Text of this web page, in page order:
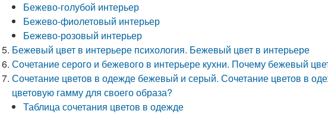
Бежево-голубой интерьер
Бежево-фиолетовый интерьер
Бежево-розовый интерьер
Бежевый цвет в интерьере психология. Бежевый цвет в интерьере
Сочетание серого и бежевого в интерьере кухни. Почему бежевый
Сочетание цветов в одежде бежевый и серый. Сочетание цветов в
цветовую гамму для своего образа?
Таблица сочетания цветов в одежде